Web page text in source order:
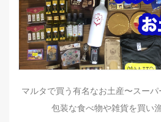
マルタで買う有名なお土産〜スー
包装な食べ物や雑貨を買い